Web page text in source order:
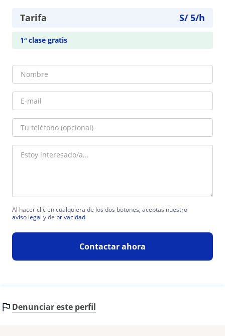
Tarifa S/5/h
1ª clase gratis
Al hacer clic en cualquiera de los dos botones, aceptas nuestro
aviso legal y de privacidad
Contactar ahora
Denunciar este perfil